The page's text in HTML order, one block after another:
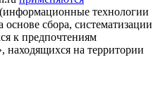
(информационные технологии
сбора, систематизации
к предпочтениям
находящихся на территории